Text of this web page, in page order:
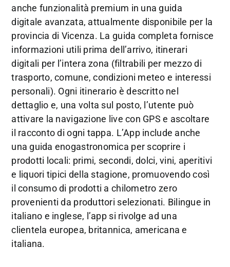
anche funzionalità premium in una guida
digitale avanzata, attualmente disponibile per la
provincia di Vicenza. La guida completa fornisce
informazioni utili prima dell’arrivo, itinerari
digitali per l’intera zona (filtrabili per mezzo di
trasporto, comune, condizioni meteo e interessi
personali). Ogni itinerario è descritto nel
dettaglio e, una volta sul posto, l’utente può
attivare la navigazione live con GPS e ascoltare
il racconto di ogni tappa. L’App include anche
una guida enogastronomica per scoprire i
prodotti locali: primi, secondi, dolci, vini, aperitivi
e liquori tipici della stagione, promuovendo così
il consumo di prodotti a chilometro zero
provenienti da produttori selezionati. Bilingue in
italiano e inglese, l’app si rivolge ad una
clientela europea, britannica, americana e
italiana.